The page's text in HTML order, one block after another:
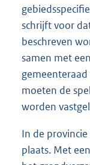
schrijft voor
beschreven
samen met
moeten de
worden
In de
plaats. Met